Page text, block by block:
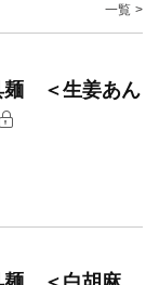
一覧 >
麺 ＜生姜あん